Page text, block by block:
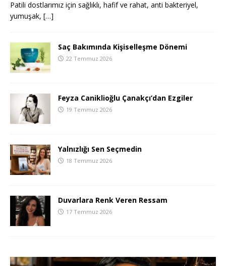
Patili dostlarımız için sağlıklı, hafif ve rahat, anti bakteriyel,
yumuşak, […]
Saç Bakımında Kişiselleşme Dönemi
22 Temmuz 2026
Feyza Caniklioğlu Çanakçı’dan Ezgiler
19 Temmuz 2026
Yalnızlığı Sen Seçmedin
18 Temmuz 2026
Duvarlara Renk Veren Ressam
17 Temmuz 2026